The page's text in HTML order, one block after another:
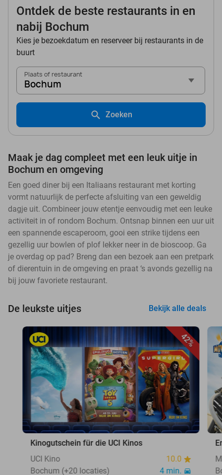
Ontdek de beste restaurants in en
nabij Bochum
Kies je bezoekdatum en reserveer bij restaurants in de
buurt
Plaats of restaurant
Bochum
Zoeken
Maak je dag compleet met een leuk uitje in
Bochum en omgeving
Een goed diner bij een Italiaans restaurant met korting
vormt natuurlijk de perfecte afsluiting van een geweldig
dagje uit. Combineer jouw etentje eenvoudig met een leuke
activiteit in of rondom Bochum. Ontsnap binnen een uur uit
een spannende escaperoom, gooi een strike tijdens een
gezellig uur bowlen of plof lekker neer in de bioscoop. Ga
je overdag op pad? Breng dan een bezoek aan een pretpark
of dierentuin in de omgeving en praat ‘s avonds gezellig na
bij jouw favoriete restaurant.
De leukste uitjes Bekijk alle deals
42%
Kinogutschein für die UCI Kinos
UCI Kino
10.0
Bochum (+20 locaties)
4 min.